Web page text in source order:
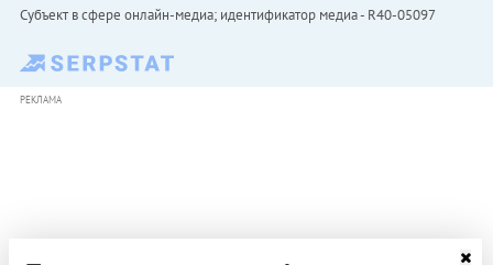
Субъект в сфере онлайн-медиа; идентификатор медиа - R40-05097
РЕКЛАМА